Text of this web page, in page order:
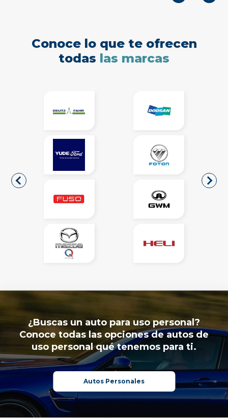
Conoce lo que te ofrecen
todas las marcas
¿Buscas un auto para uso personal?
Conoce todas las opciones de autos de
uso personal qué tenemos para ti.
Autos Personales